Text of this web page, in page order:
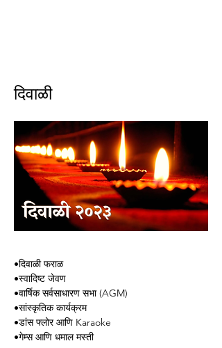
दिवाळी
•दिवाळी फराळ
•स्वादिष्ट जेवण
•वार्षिक सर्वसाधारण सभा (AGM)
•सांस्कृतिक कार्यक्रम
•डांस फ्लोर आणि Karaoke
•गेम्स आणि धमाल मस्ती